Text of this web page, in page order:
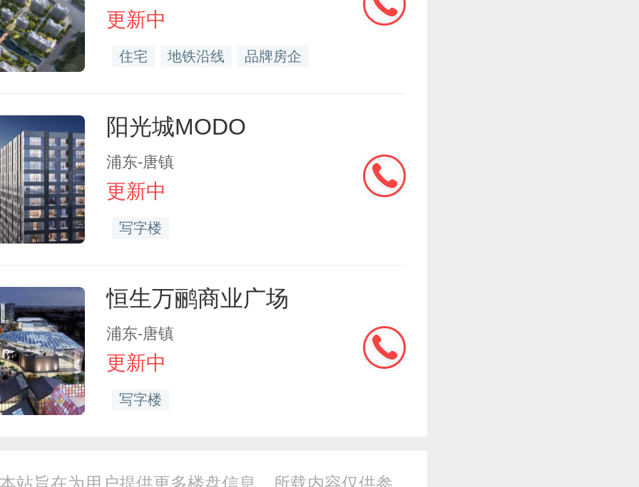
更新中
住宅 地铁沿线 品牌房企
阳光城MODO
浦东-唐镇
更新中
写字楼
恒生万鹂商业广场
浦东-唐镇
更新中
写字楼
站旨在为用户提供更多楼盘信息，所载内容仅供参